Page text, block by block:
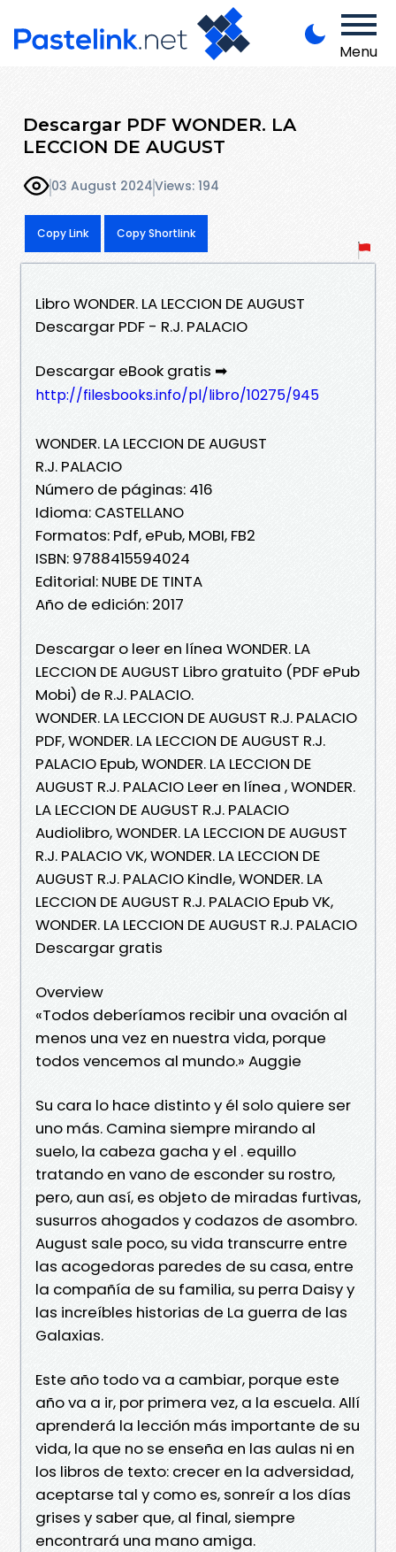
Menu
Descargar PDF WONDER. LA
LECCION DE AUGUST
03 August 2024Views: 194
Copy Link Copy Shortlink
Libro WONDER. LA LECCION DE AUGUST
Descargar PDF - R.J. PALACIO
Descargar eBook gratis ➡
http://filesbooks.info/pl/libro/10275/945
WONDER. LA LECCION DE AUGUST
R.J. PALACIO
Número de páginas: 416
Idioma: CASTELLANO
Formatos: Pdf, ePub, MOBI, FB2
ISBN: 9788415594024
Editorial: NUBE DE TINTA
Año de edición: 2017
Descargar o leer en línea WONDER. LA
LECCION DE AUGUST Libro gratuito (PDF ePub
Mobi) de R.J. PALACIO.
WONDER. LA LECCION DE AUGUST R.J. PALACIO
PDF, WONDER. LA LECCION DE AUGUST R.J.
PALACIO Epub, WONDER. LA LECCION DE
AUGUST R.J. PALACIO Leer en línea , WONDER.
LA LECCION DE AUGUST R.J. PALACIO
Audiolibro, WONDER. LA LECCION DE AUGUST
R.J. PALACIO VK, WONDER. LA LECCION DE
AUGUST R.J. PALACIO Kindle, WONDER. LA
LECCION DE AUGUST R.J. PALACIO Epub VK,
WONDER. LA LECCION DE AUGUST R.J. PALACIO
Descargar gratis
Overview
«Todos deberíamos recibir una ovación al
menos una vez en nuestra vida, porque
todos vencemos al mundo.» Auggie
Su cara lo hace distinto y él solo quiere ser
uno más. Camina siempre mirando al
suelo, la cabeza gacha y el . equillo
tratando en vano de esconder su rostro,
pero, aun así, es objeto de miradas furtivas,
susurros ahogados y codazos de asombro.
August sale poco, su vida transcurre entre
las acogedoras paredes de su casa, entre
la compañía de su familia, su perra Daisy y
las increíbles historias de La guerra de las
Galaxias.
Este año todo va a cambiar, porque este
año va a ir, por primera vez, a la escuela. Allí
aprenderá la lección más importante de su
vida, la que no se enseña en las aulas ni en
los libros de texto: crecer en la adversidad,
aceptarse tal y como es, sonreír a los días
grises y saber que, al final, siempre
encontrará una mano amiga.